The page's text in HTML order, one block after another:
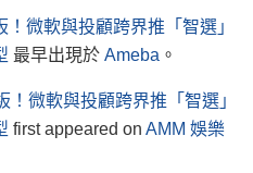
微軟與投顧跨界推「智選」
最早出現於 Ameba 。
！微軟與投顧跨界推「智選」
first appeared on AMM 娛樂